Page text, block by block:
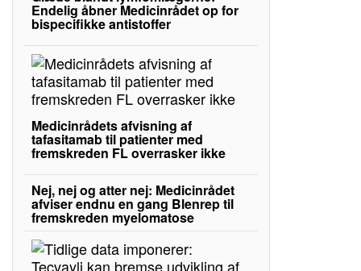
Endelig åbner Medicinrådet op for
bispecifikke antistoffer
Medicinrådets afvisning af
tafasitamab til patienter med
fremskreden FL overrasker ikke
Nej, nej og atter nej: Medicinrådet
afviser endnu en gang Blenrep til
fremskreden myelomatose